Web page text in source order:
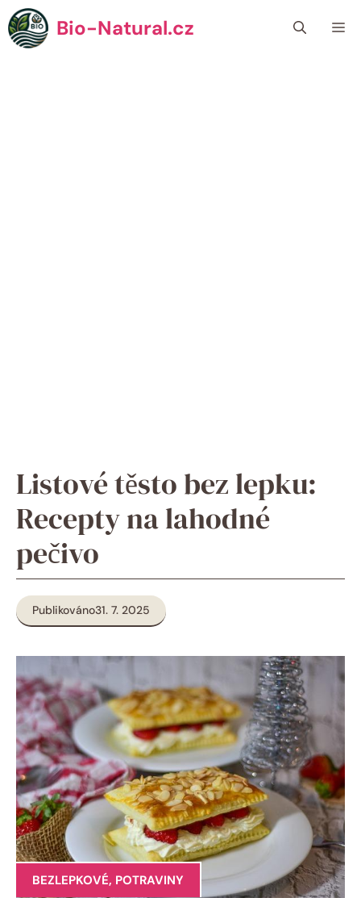
Přeskočit
na
obsah
Bio-Natural.cz
Listové těsto bez lepku:
Recepty na lahodné
pečivo
Publikováno31. 7. 2025
BEZLEPKOVÉ, POTRAVINY